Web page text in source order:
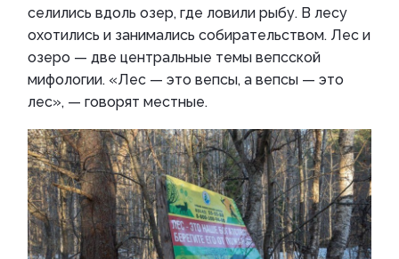
селились вдоль озер, где ловили рыбу. В лесу
охотились и занимались собирательством. Лес и
озеро — две центральные темы вепсской
мифологии. «Лес — это вепсы, а вепсы — это
лес», — говорят местные.